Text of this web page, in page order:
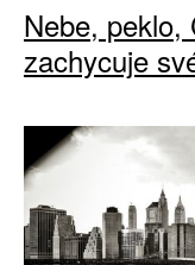
Nebe, peklo,
zachycuje